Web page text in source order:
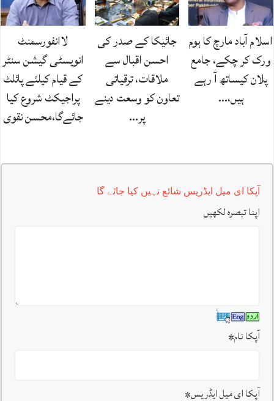
اسلام آباد مارچ کا ہوم
ورک کر چکے، جامع
پلان کیساتھ آ رہے
ہیں،…
جائیکا کے صدر کی
احسن اقبال سے
ملاقات، ترقیاتی
تعاون کو وسعت دینے
پر…
لاانفورسمنٹ
انویسٹی گیشن سنٹر
کے قیام کیلئے پائلٹ
پراجیکٹ شروع کیا
جائےگا،محسن نقوی
آپکا ای میل ایڈریس شائع نہیں کیا جائے گا
اپنا تبصرہ لکھیں
آپکا نام*
آپکا ای میل ایڈریس*